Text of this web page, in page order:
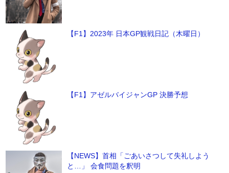
【F1】2023年 日本GP観戦日記（木曜日）
【F1】アゼルバイジャンGP 決勝予想
【NEWS】首相「ごあいさつして失礼しよう
と…」 会食問題を釈明